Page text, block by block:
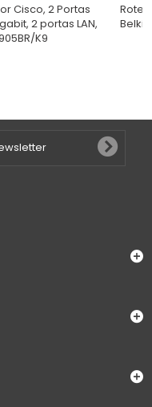
Cisco, 2 Portas
2 portas LAN,
K9
Belkin